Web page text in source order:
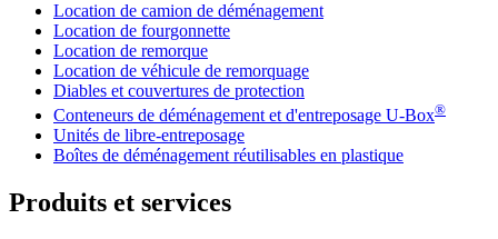
Location de camion de déménagement
Location de fourgonnette
Location de remorque
Location de véhicule de remorquage
Diables et couvertures de protection
Conteneurs de déménagement et d'entreposage U-Box®
Unités de libre-entreposage
Boîtes de déménagement réutilisables en plastique
Produits et services